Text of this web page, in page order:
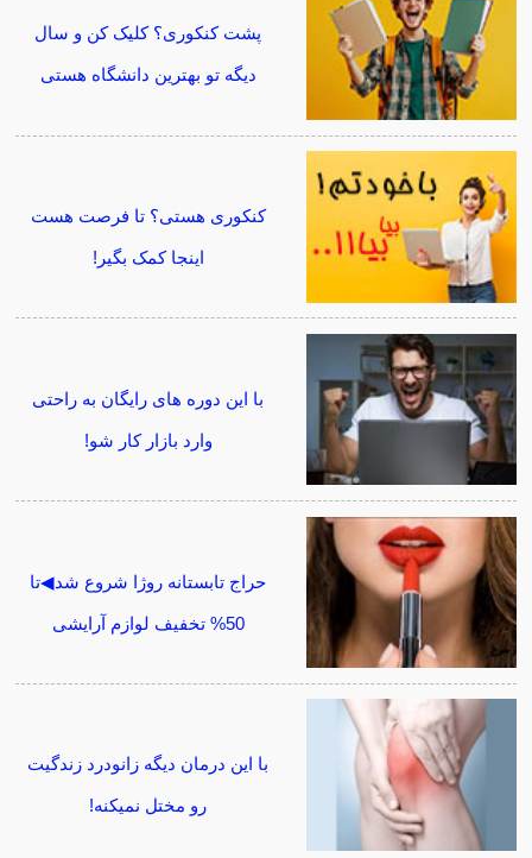
پشت کنکوری؟ کلیک کن و سال
دیگه تو بهترین دانشگاه هستی
کنکوری هستی؟ تا فرصت هست
اینجا کمک بگیر!
با این دوره های رایگان به راحتی
وارد بازار کار شو!
حراج تابستانه روژا شروع شد◀تا
50% تخفیف لوازم آرایشی
با این درمان دیگه زانودرد زندگیت
رو مختل نمیکنه!